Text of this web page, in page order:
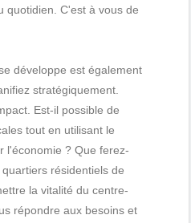
quotidien. C'est à vous de
développe est également
stratégiquement.
Est-il possible de
tout en utilisant le
l'économie ? Que ferez-
résidentiels de
la vitalité du centre-
répondre aux besoins et